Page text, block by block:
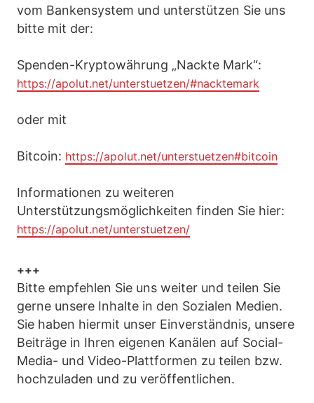
vom Bankensystem und unterstützen Sie uns
bitte mit der:
Spenden-Kryptowährung „Nackte Mark“:
https://apolut.net/unterstuetzen/#nacktemark
oder mit
Bitcoin: https://apolut.net/unterstuetzen#bitcoin
Informationen zu weiteren
Unterstützungsmöglichkeiten finden Sie hier:
https://apolut.net/unterstuetzen/
+++
Bitte empfehlen Sie uns weiter und teilen Sie
gerne unsere Inhalte in den Sozialen Medien.
Sie haben hiermit unser Einverständnis, unsere
Beiträge in Ihren eigenen Kanälen auf Social-
Media- und Video-Plattformen zu teilen bzw.
hochzuladen und zu veröffentlichen.